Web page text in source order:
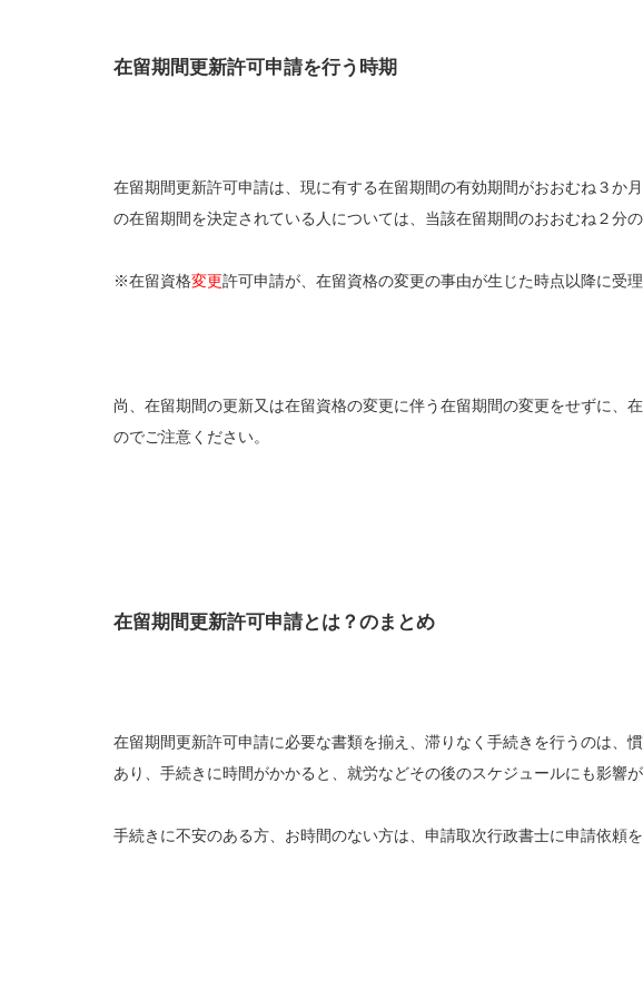
在留期間更新許可申請を行う時期
在留期間更新許可申請は、現に有する在留期間の有効期間がおおむね３か
の在留期間を決定されている人については、当該在留期間のおおむね２分
※在留資格変更許可申請が、在留資格の変更の事由が生じた時点以降に受
尚、在留期間の更新又は在留資格の変更に伴う在留期間の変更をせずに、
のでご注意ください。
在留期間更新許可申請とは？のまとめ
在留期間更新許可申請に必要な書類を揃え、滞りなく手続きを行うのは、
あり、手続きに時間がかかると、就労などその後のスケジュールにも影響
手続きに不安のある方、お時間のない方は、申請取次行政書士に申請依頼